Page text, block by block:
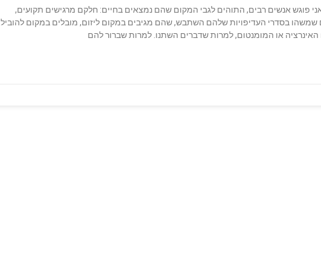
פוגש אנשים רבים, התוהים לגבי המקום שהם נמצאים בחיים: חלקם מרגישים תקועים,
בסדרי העדיפויות שלהם השתבש, שהם מגיבים במקום ליזום, מובלים במקום להוביל.
או המומנטום, למרות שדברים השתנו. למרות שברור להם